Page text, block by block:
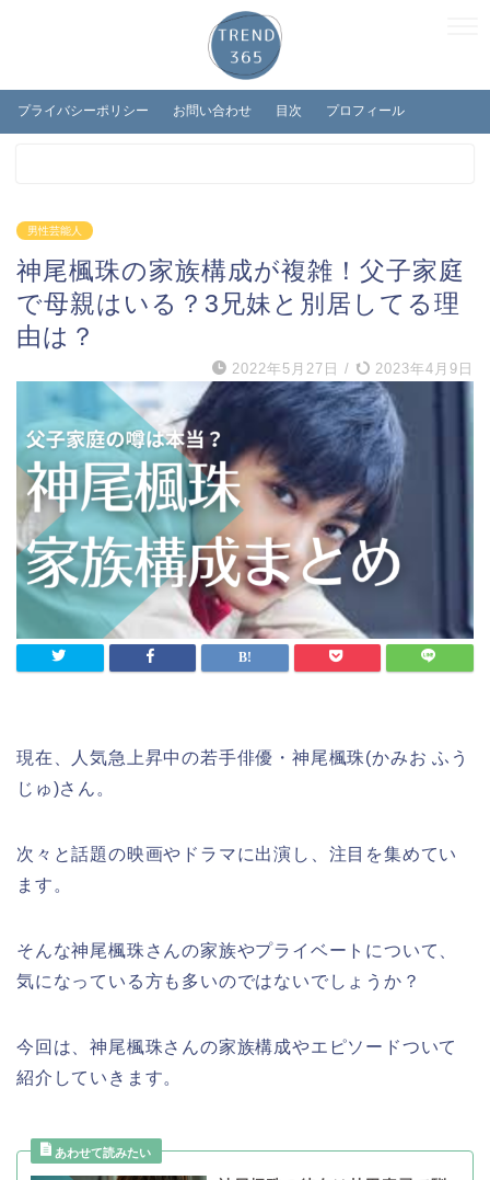
プライバシーポリシー お問い合わせ 目次 プロフィール
男性芸能人
神尾楓珠の家族構成が複雑！父子家庭
で母親はいる？3兄妹と別居してる理
由は？
2022年5月27日 / 2023年4月9日
現在、人気急上昇中の若手俳優・神尾楓珠(かみお ふう
じゅ)さん。
次々と話題の映画やドラマに出演し、注目を集めてい
ます。
そんな神尾楓珠さんの家族やプライベートについて、
気になっている方も多いのではないでしょうか？
今回は、神尾楓珠さんの家族構成やエピソードついて
紹介していきます。